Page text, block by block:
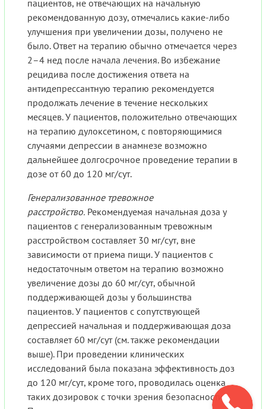
пациентов, не отвечающих на начальную
рекомендованную дозу, отмечались какие-либо
улучшения при увеличении дозы, получено не
было. Ответ на терапию обычно отмечается через
2–4 нед после начала лечения. Во избежание
рецидива после достижения ответа на
антидепрессантную терапию рекомендуется
продолжать лечение в течение нескольких
месяцев. У пациентов, положительно отвечающих
на терапию дулоксетином, с повторяющимися
случаями депрессии в анамнезе возможно
дальнейшее долгосрочное проведение терапии в
дозе от 60 до 120 мг/сут.
Генерализованное тревожное
расстройство. Рекомендуемая начальная доза у
пациентов с генерализованным тревожным
расстройством составляет 30 мг/сут, вне
зависимости от приема пищи. У пациентов с
недостаточным ответом на терапию возможно
увеличение дозы до 60 мг/сут, обычной
поддерживающей дозы у большинства
пациентов. У пациентов с сопутствующей
депрессией начальная и поддерживающая доза
составляет 60 мг/сут (см. также рекомендации
выше). При проведении клинических
исследований была показана эффективность доз
до 120 мг/сут, кроме того, проводилась оценка
таких дозировок с точки зрения безопасности.